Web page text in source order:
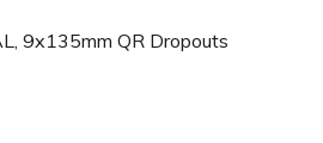
9x135mm QR Dropouts